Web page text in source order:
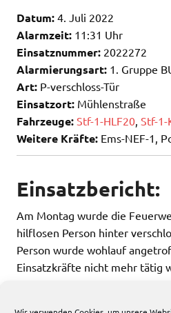
Datum: 4. Juli 2022
Alarmzeit: 11:31 Uhr
Einsatznummer: 2022272
Alarmierungsart: 1. Gruppe
Art: P-verschloss-Tür
Einsatzort: Mühlenstraße
Fahrzeuge: Stf-1-HLF20 Stf-1-
Weitere Kräfte: Ems-NEF-1,
Einsatzbericht:
Am Montag wurde die
hilflosen Person hinter
Person wurde wohlauf
Einsatzkräfte nicht mehr tätig